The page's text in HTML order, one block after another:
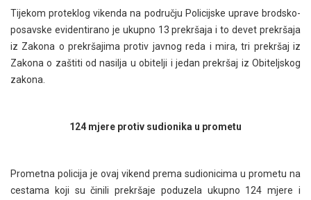
Tijekom proteklog vikenda na području Policijske uprave brodsko-
posavske evidentirano je ukupno 13 prekršaja i to devet prekršaja
iz Zakona o prekršajima protiv javnog reda i mira, tri prekršaj iz
Zakona o zaštiti od nasilja u obitelji i jedan prekršaj iz Obiteljskog
zakona.
124 mjere protiv sudionika u prometu
Prometna policija je ovaj vikend prema sudionicima u prometu na
cestama koji su činili prekršaje poduzela ukupno 124 mjere i